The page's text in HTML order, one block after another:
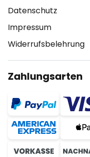
Datenschutz
Impressum
Widerrufsbelehrung
Zahlungsarten